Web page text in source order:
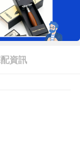
資訊